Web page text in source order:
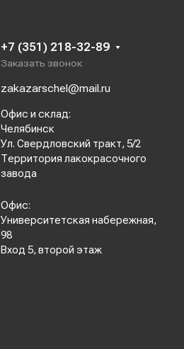
+7 (351) 218-32-89
Заказать звонок
zakazarschel@mail.ru
Офис и склад:
Челябинск
Ул. Свердловский тракт, 5/2
Территория лакокрасочного
завода
Офис:
Университетская набережная,
98
Вход 5, второй этаж